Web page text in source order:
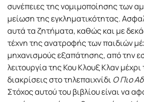
συνέπειες της νομιμοποίησης των
μείωση της εγκληματικότητας.
αυτά τα ζητήματα, καθώς και με
τέχνη της ανατροφής των παιδιών
μηχανισμούς εξαπάτησης, από την
λειτουργία της Κου Κλουξ Κλαν μέχρι
διακρίσεις στο τηλεπαιχνίδι Ο Πιο
Στόχος αυτού του βιβλίου είναι να